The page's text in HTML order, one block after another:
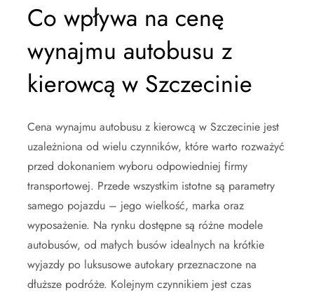
Co wpływa na cenę
wynajmu autobusu z
kierowcą w Szczecinie
Cena wynajmu autobusu z kierowcą w Szczecinie jest
uzależniona od wielu czynników, które warto rozważyć
przed dokonaniem wyboru odpowiedniej firmy
transportowej. Przede wszystkim istotne są parametry
samego pojazdu – jego wielkość, marka oraz
wyposażenie. Na rynku dostępne są różne modele
autobusów, od małych busów idealnych na krótkie
wyjazdy po luksusowe autokary przeznaczone na
dłuższe podróże. Kolejnym czynnikiem jest czas